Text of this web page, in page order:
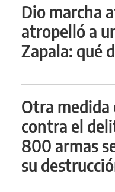
Dio marcha
atropelló a
Zapala: qué
Otra
contra el
800 armas
su